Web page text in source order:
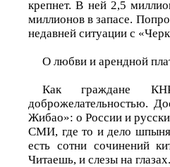
крепнет. В ней 2,5
миллионов в запасе.
недавней ситуации с
О любви и арендной
Как граждане
доброжелательностью.
Жибао»: о России и
СМИ, где то и дело
есть сотни сочинений
Читаешь, и слезы на глазах.